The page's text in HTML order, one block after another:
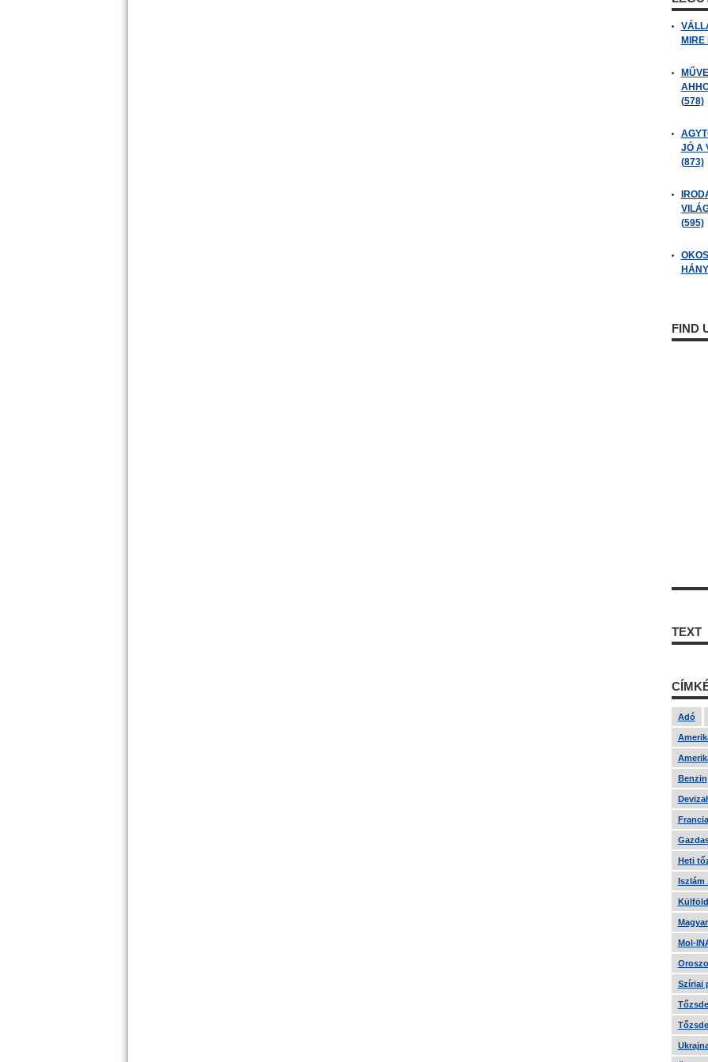
MIRE
(578)
JÓ A
(873)
(595)
FIND
TEXT
Adó
Benzin
Heti
Iszlám
Mol-
Szíriai